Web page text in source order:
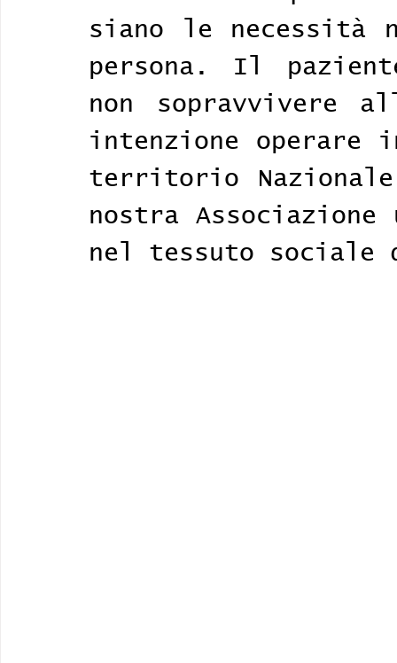
siano le necessità
persona. Il
non sopravvivere
intenzione operare
territorio
nostra
nel tessuto sociale